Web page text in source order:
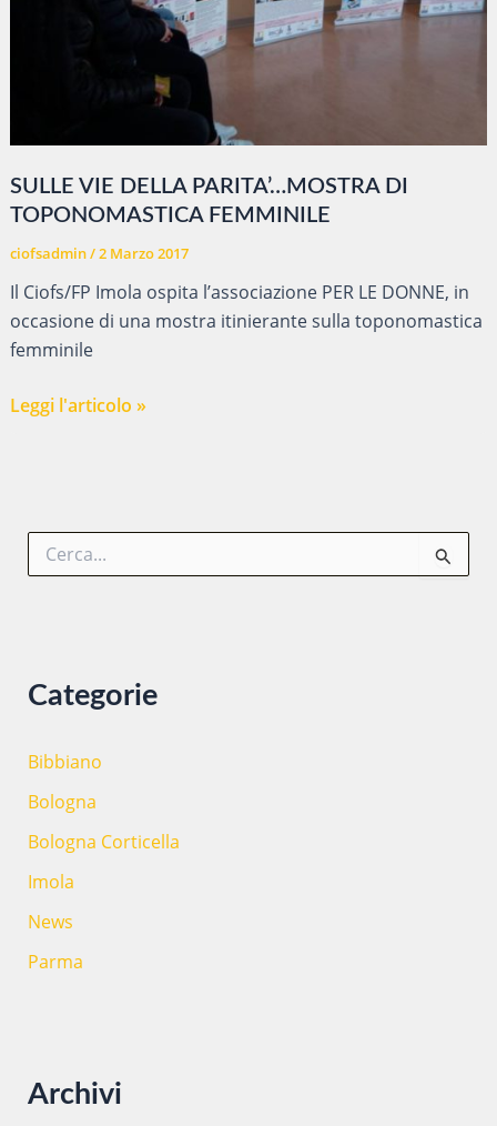
SULLE VIE DELLA PARITA’…MOSTRA DI
TOPONOMASTICA FEMMINILE
ciofsadmin/2 Marzo 2017
Il Ciofs/FP Imola ospita l’associazione PER LE DONNE, in
occasione di una mostra itinierante sulla toponomastica
femminile
SULLE
TOPONOMASTICA
Leggi l'articolo »
C
Categorie
Bibbiano
Bologna
Bologna Corticella
Imola
News
Parma
Archivi